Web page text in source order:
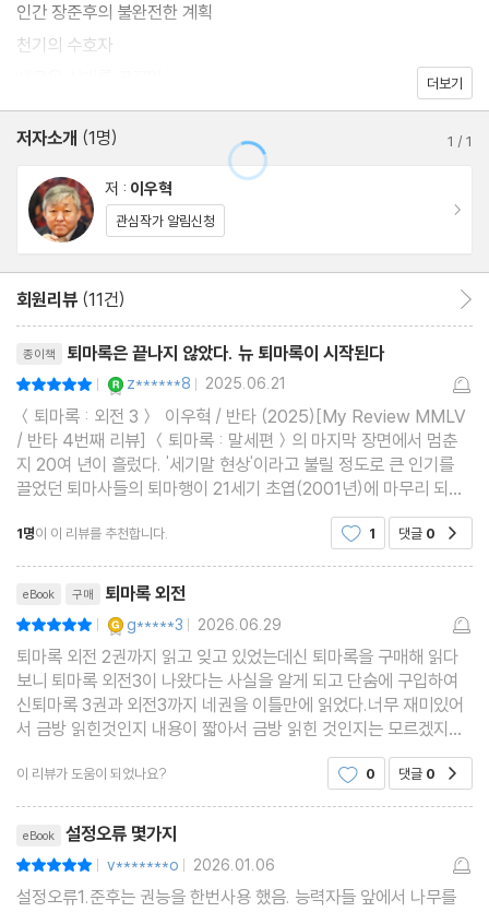
인간 장준후의 불완전한 계획
천기의 수호자
더보기
저자소개 (1명) 1 /1
저 : 이우혁
관심작가 알림신청
회원리뷰 (11건)
종이책 퇴마록은 끝나지 않았다. 뉴 퇴마록이 시작된다
| z******8 | 2025.06.21
＜퇴마록 : 외전 3＞ 이우혁 / 반타 (2025)[My Review MMLV
/ 반타 4번째 리뷰] ＜퇴마록 : 말세편＞의 마지막 장면에서 멈춘
지 20여 년이 흘렀다. '세기말 현상'이라고 불릴 정도로 큰 인기를
끌었던 퇴마사들의 퇴마행이 21세기 초엽(2001년)에 마무리 되었
기 때문이다. 수많은 팬들이 '종결'을 아쉬워했고, '뒷이야기'를 바랐
다. 그러나 저자는 끝내 답을 주지 않았다. 나름 '열린
1명이 이 리뷰를 추천합니다. 1 댓글 0
eBook 구매 퇴마록 외전
| g*****3 | 2026.06.29
퇴마록 외전 2권까지 읽고 잊고 있었는데신 퇴마록을 구매해 읽다
보니 퇴마록 외전3이 나왔다는 사실을 알게 되고 단숨에 구입하여
신퇴마록 3권과 외전3까지 네권을 이틀만에 읽었다.너무 재미있어
서 금방 읽힌것인지 내용이 짧아서 금방 읽힌 것인지는 모르겠지만
말세편 이후의 궁금증과 앞으로의 기대감을 충족시켜 주기에는 충
분했다. 외전의 내용이 다른 영화 프렌차이즈의 세계관
이 리뷰가 도움이 되었나요? 0 댓글 0
eBook 설정오류 몇가지
| v*******o | 2026.01.06
설정오류1.준후는 권능을 한번사용 했음. 능력자들 앞에서 나무를